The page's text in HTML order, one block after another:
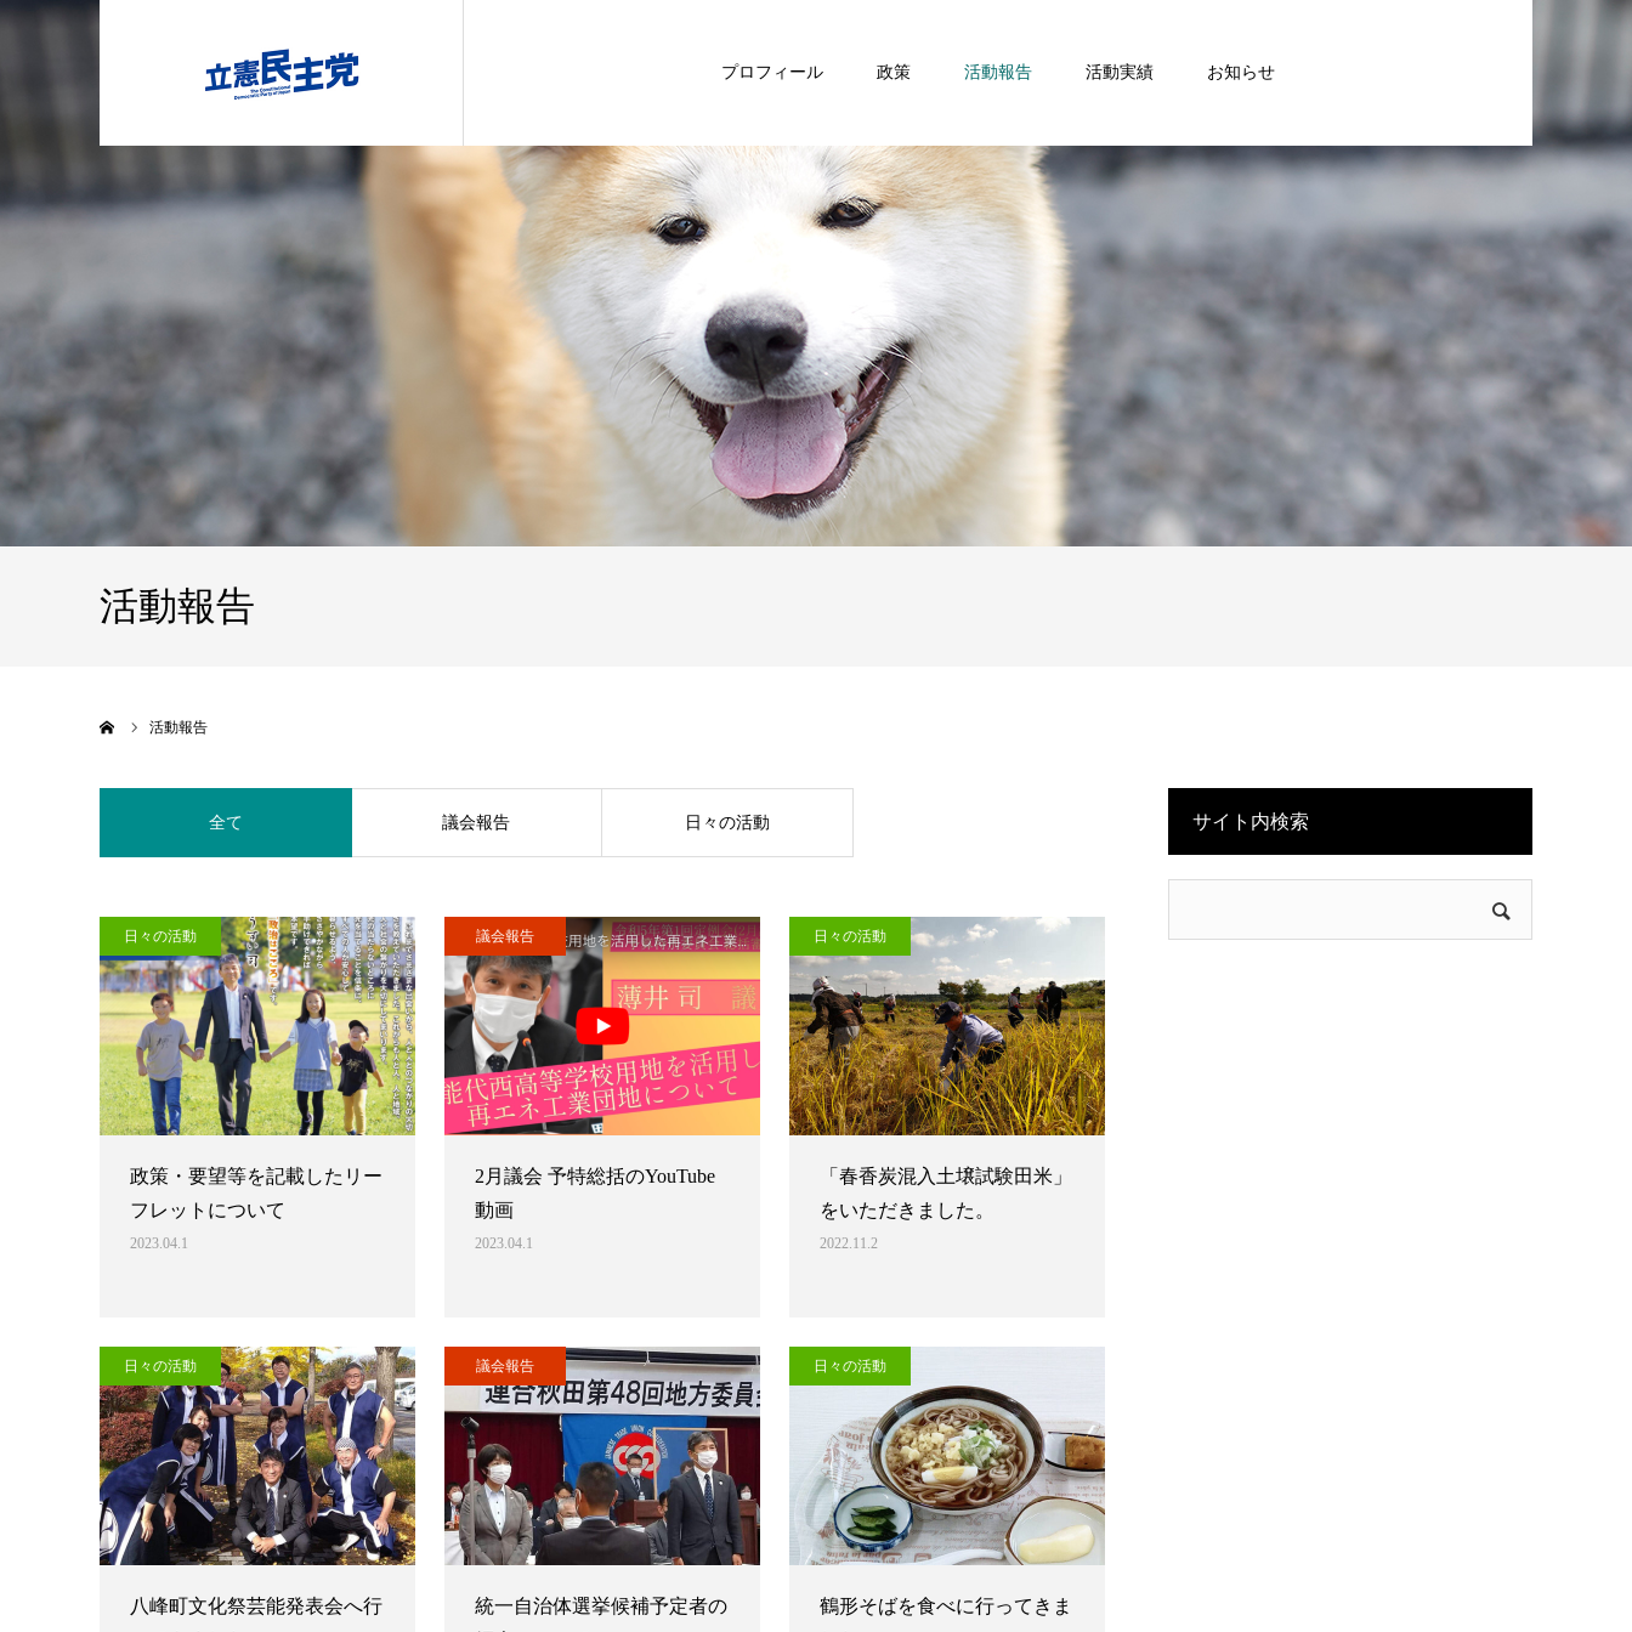
プロフィール 政策 活動報告 活動実績 お知らせ
活動報告
活動報告
全て 議会報告 日々の活動
日々の活動
政策・要望等を記載したリー
フレットについて
2023.04.1
議会報告
2月議会 予特総括のYouTube
動画
2023.04.1
日々の活動
「春香炭混入土壌試験田米」
をいただきました。
2022.11.2
日々の活動
八峰町文化祭芸能発表会へ行
議会報告
統一自治体選挙候補予定者の
日々の活動
鶴形そばを食べに行ってきま
サイト内検索